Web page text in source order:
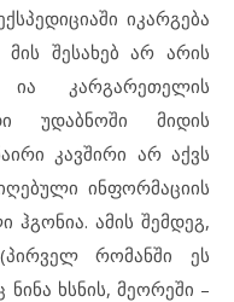
იკარგება
შესახებ არ არის
კარგარეთელის
უდაბნოში მიდის
კავშირი არ აქვს
ინფორმაციის
ამის შემდეგ,
რომანში ეს
ხსნის, მეორეში –